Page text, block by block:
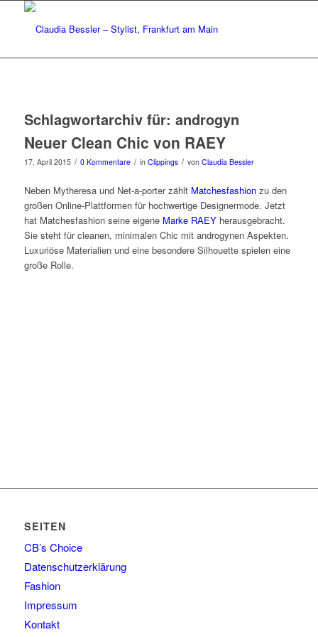
Schlagwortarchiv für: androgyn
Neuer Clean Chic von RAEY
17. April 2015 / 0 Kommentare / in Clippings / von Claudia Bessler
Neben Mytheresa und Net-a-porter zählt Matchesfashionzu den
großen Online-Plattformen für hochwertige Designermode. Jetzt
hat Matchesfashion seine eigene Marke RAEY herausgebracht.
Sie steht für cleanen, minimalen Chic mit androgynen Aspekten.
Luxuriöse Materialien und eine besondere Silhouette spielen eine
große Rolle.
SEITEN
CB’s Choice
Datenschutzerklärung
Fashion
Impressum
Kontakt